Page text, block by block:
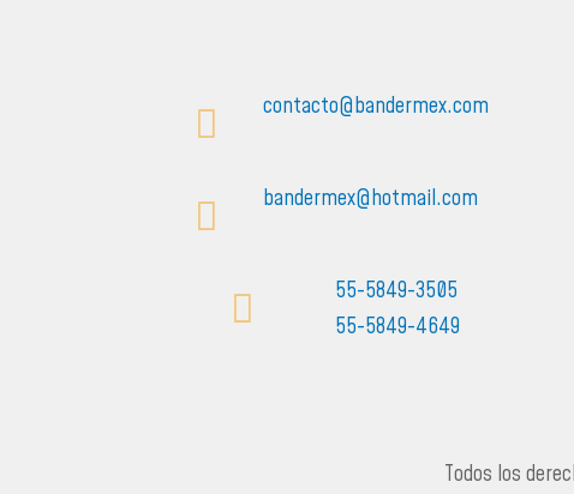
contacto@bandermex.com
bandermex@hotmail.com
55-5849-3505
55-5849-4649
Todos los